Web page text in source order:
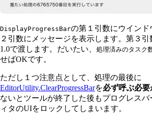
DisplayProgressBarの第１引数にウイン
２引数にメッセージを表示します。第３引
1.0で渡します。だいたい、 処理済みのタス
せばOKです。
ただし１つ注意点として、処理の最後に
EditorUtility.ClearProgressBarを必ず呼ぶ必
ないとツールが終了した後もプログレス
ィタのUIをロックしてしまいます。